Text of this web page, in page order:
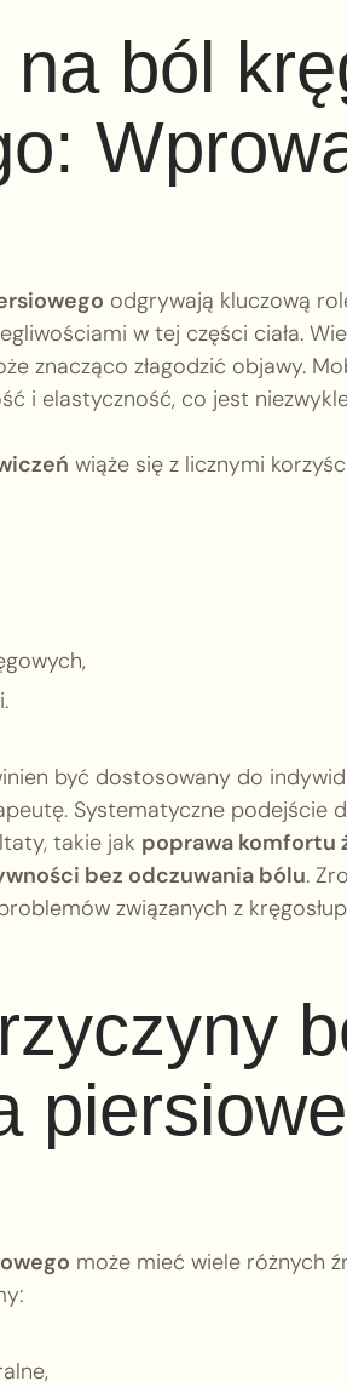
ból
odgrywają kluczową
w tej części ciała.
znacząco złagodzić objawy.
i elastyczność, co jest
wiąże się z licznymi
być dostosowany do
Systematyczne podejście
takie jak poprawa komfortu
bez odczuwania bólu.
związanych z
może mieć wiele różnych